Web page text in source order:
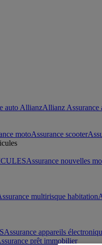
auto AllianzAllianz Assurance
motoAssurance scooter
Assurance nouvelles
multirisque habitation
Assurance appareils